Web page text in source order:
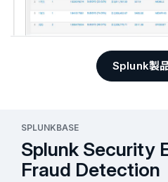
Splunk製
SPLUNKBASE
Splunk Security
Fraud Detection